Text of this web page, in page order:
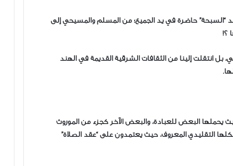
“السبحة” حاضرة في يد الجميع؛ من المسلم والمسيحي إلى
؟!
بل انتقلت إلينا من الثقافات الشرقية القديمة في الهند
يحملها البعض للعبادة، والبعض الآخر كجزء من الموروث
التقليدي المعروف، حيث يعتمدون على “عقد الصلاة”